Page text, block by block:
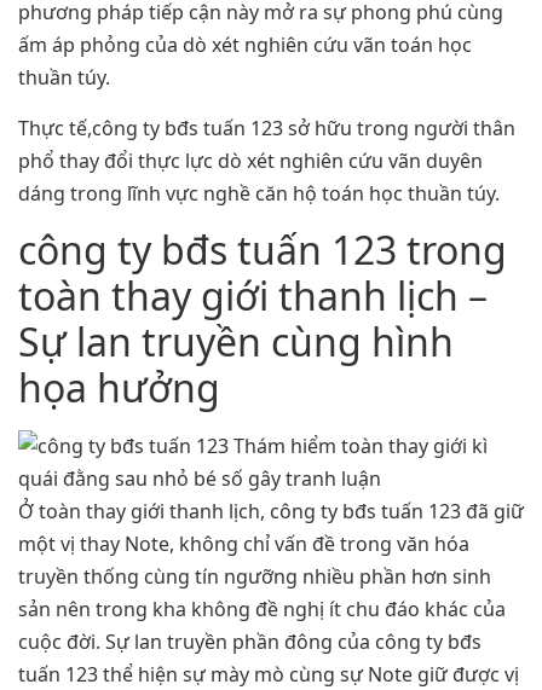
phương pháp tiếp cận này mở ra sự phong phú cùng
ấm áp phỏng của dò xét nghiên cứu vãn toán học
thuần túy.
Thực tế,công ty bđs tuấn 123 sở hữu trong người thân
phổ thay đổi thực lực dò xét nghiên cứu vãn duyên
dáng trong lĩnh vực nghề căn hộ toán học thuần túy.
công ty bđs tuấn 123 trong
toàn thay giới thanh lịch –
Sự lan truyền cùng hình
họa hưởng
Ở toàn thay giới thanh lịch, công ty bđs tuấn 123 đã giữ
một vị thay Note, không chỉ vấn đề trong văn hóa
truyền thống cùng tín ngưỡng nhiều phần hơn sinh
sản nên trong kha không đề nghị ít chu đáo khác của
cuộc đời. Sự lan truyền phần đông của công ty bđs
tuấn 123 thể hiện sự mày mò cùng sự Note giữ được vị